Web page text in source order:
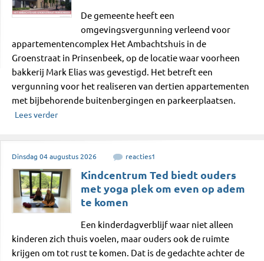
De gemeente heeft een
omgevingsvergunning verleend voor
appartementencomplex Het Ambachtshuis in de
Groenstraat in Prinsenbeek, op de locatie waar voorheen
bakkerij Mark Elias was gevestigd. Het betreft een
vergunning voor het realiseren van dertien appartementen
met bijbehorende buitenbergingen en parkeerplaatsen.
Lees verder
Dinsdag 04 augustus 2026 reacties1
Kindcentrum Ted biedt ouders
met yoga plek om even op adem
te komen
Een kinderdagverblijf waar niet alleen
kinderen zich thuis voelen, maar ouders ook de ruimte
krijgen om tot rust te komen. Dat is de gedachte achter de